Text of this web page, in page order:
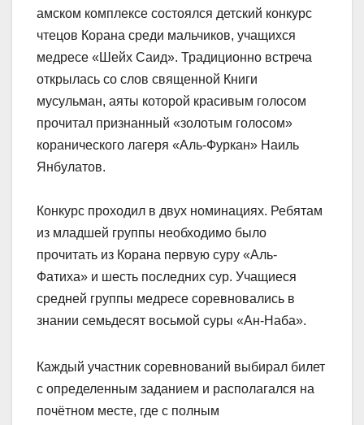
амском комплексе состоялся детский конкурс
чтецов Корана среди мальчиков, учащихся
медресе «Шейх Саид». Традиционно встреча
открылась со слов священной Книги
мусульман, аяты которой красивым голосом
прочитал признанный «золотым голосом»
коранического лагеря «Аль-Фуркан» Наиль
Янбулатов.
Конкурс проходил в двух номинациях. Ребятам
из младшей группы необходимо было
прочитать из Корана первую суру «Аль-
Фатиха» и шесть последних сур. Учащиеся
средней группы медресе соревновались в
знании семьдесят восьмой суры «Ан-Наба».
Каждый участник соревнований выбирал билет
с определенным заданием и располагался на
почётном месте, где с полным